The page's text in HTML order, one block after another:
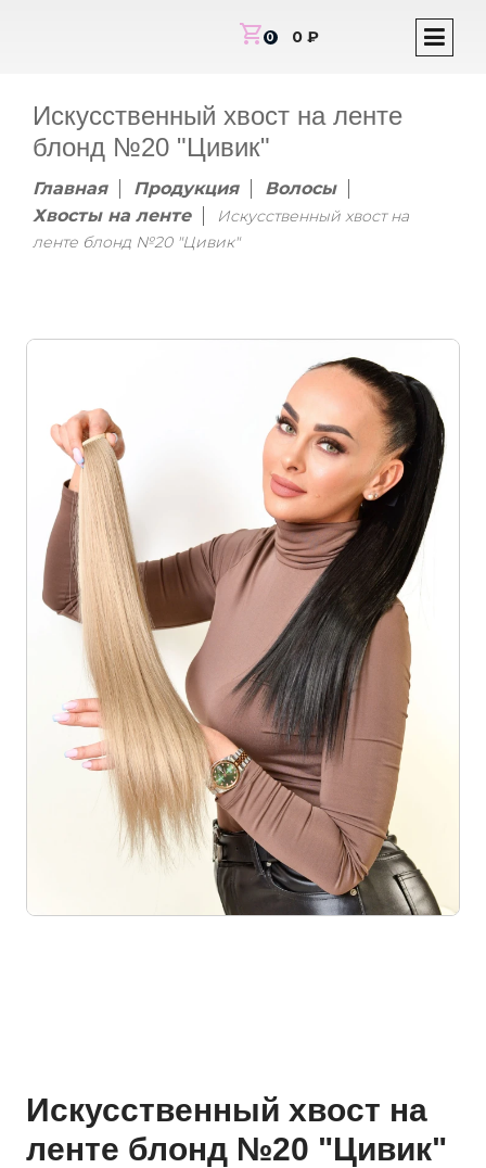
shopping_cart0 0 ₽
Искусственный хвост на ленте
блонд №20 "Цивик"
Главная Продукция
Волосы
Хвосты на ленте
Искусственный хвост на
ленте блонд №20 "Цивик"
Искусственный хвост на
ленте блонд №20 "Цивик"